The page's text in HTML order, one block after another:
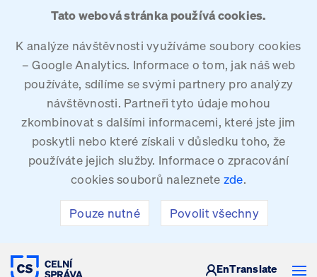
Tato webová stránka používá cookies.
K analýze návštěvnosti využíváme soubory cookies
– Google Analytics. Informace o tom, jak náš web
používáte, sdílíme se svými partnery pro analýzy
návštěvnosti. Partneři tyto údaje mohou
zkombinovat s dalšími informacemi, které jste jim
poskytli nebo které získali v důsledku toho, že
používáte jejich služby. Informace o zpracování
cookies souborů naleznete zde.
Pouze nutné Povolit všechny
CELNÍ SPRÁVA ČESKÉ REPUBLIKY
EnTranslate